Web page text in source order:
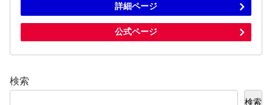
詳細ページ
公式ページ
検索
検索